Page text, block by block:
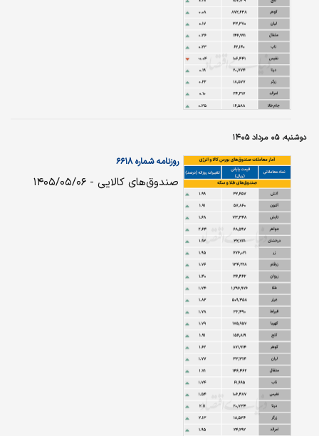
دوشنبه، ۰۵ مرداد ۱۴۰۵
روزنامه شماره ۶۶۱۸
صندوق‌های کالایی - ۱۴۰۵/۰۵/۰۶